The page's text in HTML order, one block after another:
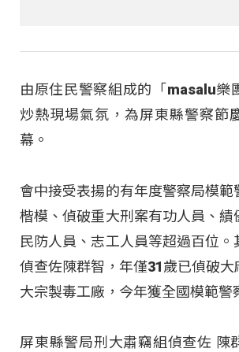
由原住民警察組成的「masalu樂
炒熱現場氣氛，為屏東縣警察節
幕。
會中接受表揚的有年度警察局模
楷模、偵破重大刑案有功人員、績
民防人員、志工人員等超過百位。
偵查佐陳群智，年僅31歲已偵破大
大宗製毒工廠，今年獲全國模範警
屏東縣警局刑大肅竊組偵查佐 陳